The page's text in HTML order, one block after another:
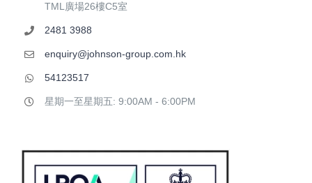
TML廣場26樓C5室
2481 3988
enquiry@johnson-group.com.hk
54123517
星期一至星期五: 9:00AM - 6:00PM